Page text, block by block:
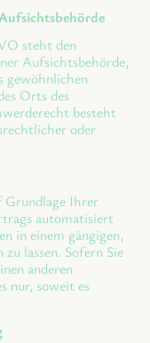
steht den
Aufsichtsbehörde,
gewöhnlichen
Orts des
besteht
oder
Grundlage Ihrer
automatisiert
in einem gängigen,
lassen. Sofern Sie
anderen
nur, soweit es